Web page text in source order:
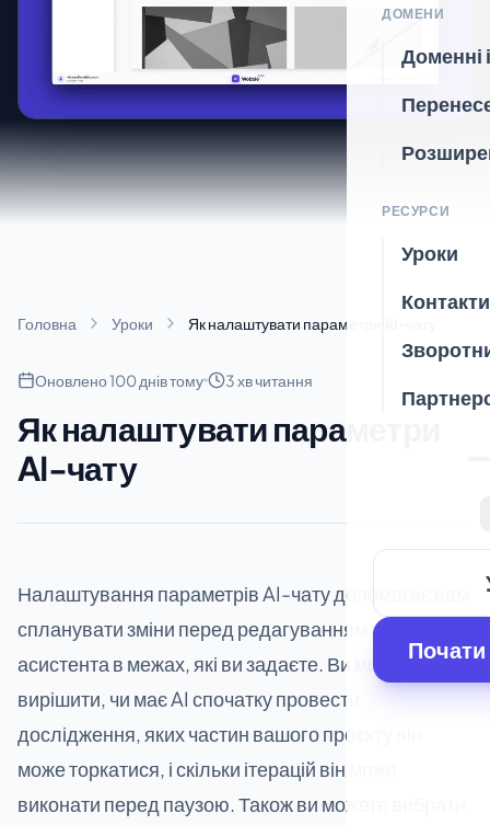
ДОМЕНИ
Доменні
РЕСУРСИ
Уроки
Контакти
Головна Уроки Як налаштувати параметри AI-чату
Оновлено 100 днів тому 3 хв читання
Як налаштувати параметри
AI-чату
Налаштування параметрів AI-чату допомагає вам
спланувати зміни перед редагуванням і тримати
асистента в межах, які ви задаєте. Ви можете
вирішити, чи має AI спочатку провести
дослідження, яких частин вашого проєкту він
може торкатися, і скільки ітерацій він може
виконати перед паузою. Також ви можете вибрати,